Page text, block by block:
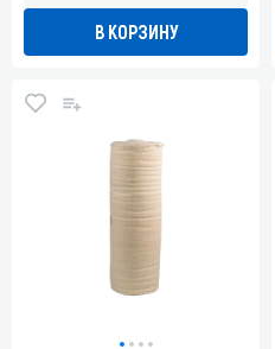
В КОРЗИНУ